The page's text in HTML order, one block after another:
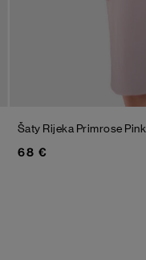
Šaty Rijeka Primrose Pink
68 €